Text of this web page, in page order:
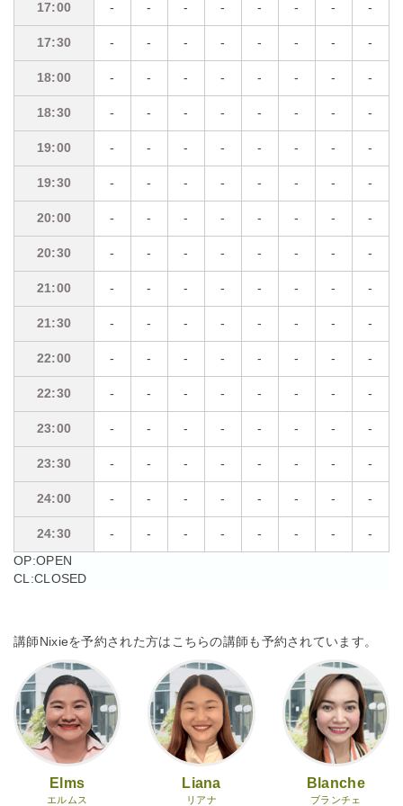
17:00 - - - - - - - -
17:30 - - - - - - - -
18:00 - - - - - - - -
18:30 - - - - - - - -
19:00 - - - - - - - -
19:30 - - - - - - - -
20:00 - - - - - - - -
20:30 - - - - - - - -
21:00 - - - - - - - -
21:30 - - - - - - - -
22:00 - - - - - - - -
22:30 - - - - - - - -
23:00 - - - - - - - -
23:30 - - - - - - - -
24:00 - - - - - - - -
24:30 - - - - - - - -
17:00
17:30
18:00
18:30
19:00
19:30
20:00
20:30
21:00
21:30
22:00
22:30
23:00
23:30
24:00
24:30
OP:OPEN
CL:CLOSED
講師Nixieを予約された方はこちらの講師も予約されています。
Elms
エルムス
Liana
リアナ
Blanche
ブランチェ